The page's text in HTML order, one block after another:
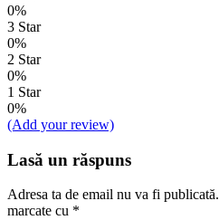
0%
3 Star
0%
2 Star
0%
1 Star
0%
(Add your review)
Lasă un răspuns
Adresa ta de email nu va fi publicată.
marcate cu *